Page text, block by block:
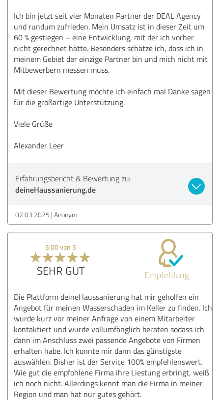
Ich bin jetzt seit vier Monaten Partner der DEAL Agency
und rundum zufrieden. Mein Umsatz ist in dieser Zeit um
60 % gestiegen – eine Entwicklung, mit der ich vorher
nicht gerechnet hätte. Besonders schätze ich, dass ich in
meinem Gebiet der einzige Partner bin und mich nicht mit
Mitbewerbern messen muss.
Mit dieser Bewertung möchte ich einfach mal Danke sagen
für die großartige Unterstützung.
Viele Grüße
Alexander Leer
Erfahrungsbericht & Bewertung zu:
deineHaussanierung.de
02.03.2025 Anonym
5,00 von 5
SEHR GUT Empfehlung
Die Plattform deineHaussanierung hat mir geholfen ein
Angebot für meinen Wasserschaden im Keller zu finden. Ich
wurde kurz vor meiner Anfrage von einem Mitarbeiter
kontaktiert und wurde vollumfänglich beraten sodass ich
dann im Anschluss zwei passende Angebote von Firmen
erhalten habe. Ich konnte mir dann das günstigste
auswählen. Bisher ist der Service 100% empfehlenswert.
Wie gut die empfohlene Firma ihre Liestung erbringt, weiß
ich noch nicht. Allerdings kennt man die Firma in meiner
Region und man hat nur gutes gehört.